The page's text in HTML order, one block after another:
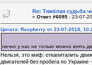
Re: Тяжёлая судьба
« Ответ #6095 :23-07-
Цитата: Raspberry от 23-07-2018,
лично у нас не только можно взять
Нельзя, это миф: откапиталить
двигателей без пробега по